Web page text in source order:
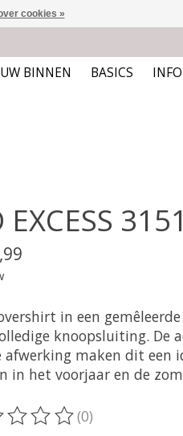
BINNEN BASICS
EXCESS
in een
knoopsluiting. De
afwerking maken dit een
in het voorjaar en de
van dit product is
(0)
cookies »